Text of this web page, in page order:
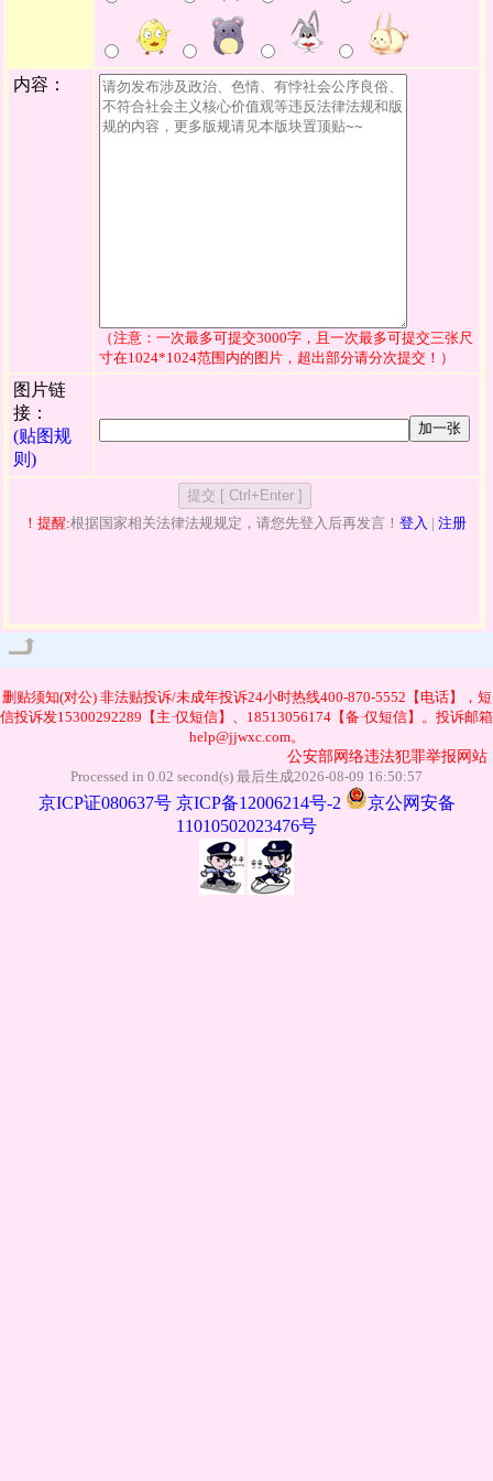
内容：
（注意：一次最多可提交3000字，且一次最多可提交三张尺
寸在1024*1024范围内的图片，超出部分请分次提交！）
图片链
接：
(贴图规
则)
加一张
！提醒:根据国家相关法律法规规定，请您先登入后再发言！ 登入 | 注册
删贴须知(对公)非法贴投诉/未成年投诉24小时热线400-870-5552【电话】，短
信投诉发15300292289【主·仅短信】、18513056174【备·仅短信】。投诉邮箱
help@jjwxc.com。
公安部网络违法犯罪举报网站
Processed in 0.02 second(s) 最后生成2026-08-09 16:50:57
京ICP证080637号 京ICP备12006214号-2
京公网安备
11010502023476号